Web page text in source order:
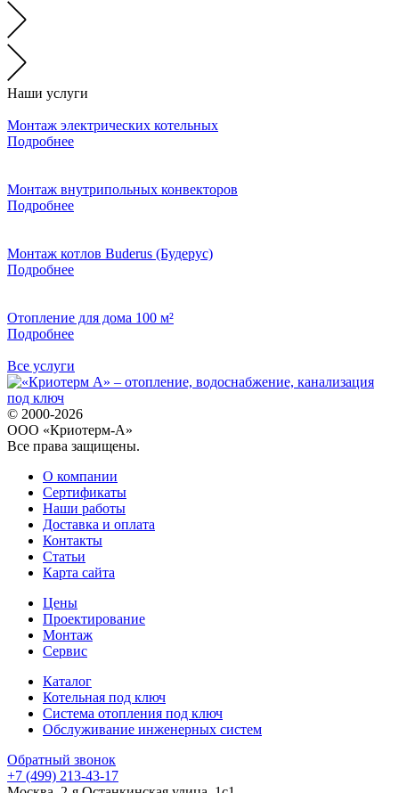
Наши услуги
Монтаж электрических котельных
Подробнее
Монтаж внутрипольных конвекторов
Подробнее
Монтаж котлов Buderus (Будерус)
Подробнее
Отопление для дома 100 м²
Подробнее
Все услуги
© 2000-2026
ООО «Криотерм-А»
Все права защищены.
О компании
Сертификаты
Наши работы
Доставка и оплата
Контакты
Статьи
Карта сайта
Цены
Проектирование
Монтаж
Сервис
Каталог
Котельная под ключ
Система отопления под ключ
Обслуживание инженерных систем
Обратный звонок
+7 (499) 213-43-17